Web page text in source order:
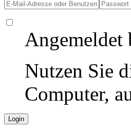
Angemeldet
Nutzen Sie
Computer,